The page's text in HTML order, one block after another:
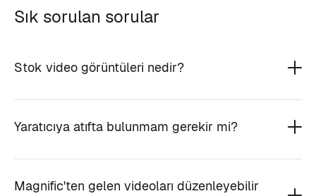
Sık sorulan sorular
Stok video görüntüleri nedir?
Yaratıcıya atıfta bulunmam gerekir mi?
Magnific'ten gelen videoları düzenleyebilir